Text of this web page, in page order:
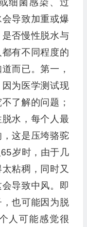
细菌感染、过
导致加重或爆
否慢性脱水与
有不同程度的
而已。第一，
为医学测试现
了解的问题；
水，每个人最
这是压垮骆驼
岁时，由于几
粘稠，同时又
导致中风。即
也可能因为脱
人可能感觉很